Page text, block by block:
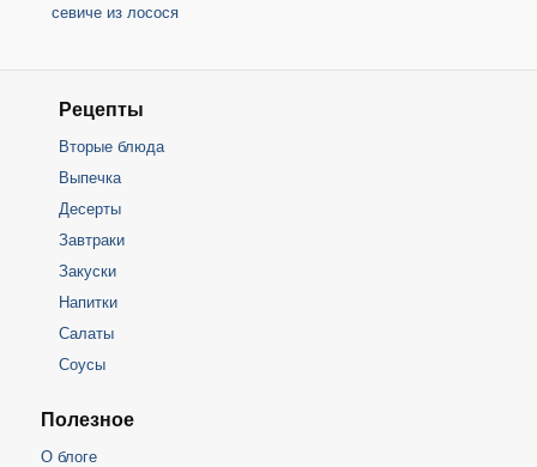
севиче из лосося
Рецепты
Вторые блюда
Выпечка
Десерты
Завтраки
Закуски
Напитки
Салаты
Соусы
Полезное
О блоге